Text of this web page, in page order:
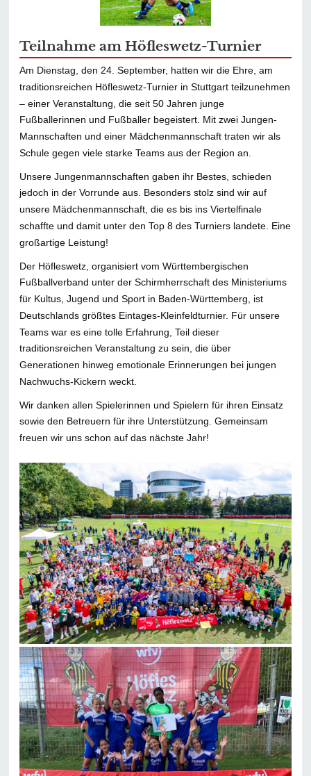
Teilnahme am Höfleswetz-Turnier
Am Dienstag, den 24. September, hatten wir die Ehre, am
traditionsreichen Höfleswetz-Turnier in Stuttgart teilzunehmen
– einer Veranstaltung, die seit 50 Jahren junge
Fußballerinnen und Fußballer begeistert. Mit zwei Jungen-
Mannschaften und einer Mädchenmannschaft traten wir als
Schule gegen viele starke Teams aus der Region an.
Unsere Jungenmannschaften gaben ihr Bestes, schieden
jedoch in der Vorrunde aus. Besonders stolz sind wir auf
unsere Mädchenmannschaft, die es bis ins Viertelfinale
schaffte und damit unter den Top 8 des Turniers landete. Eine
großartige Leistung!
Der Höfleswetz, organisiert vom Württembergischen
Fußballverband unter der Schirmherrschaft des Ministeriums
für Kultus, Jugend und Sport in Baden-Württemberg, ist
Deutschlands größtes Eintages-Kleinfeldturnier. Für unsere
Teams war es eine tolle Erfahrung, Teil dieser
traditionsreichen Veranstaltung zu sein, die über
Generationen hinweg emotionale Erinnerungen bei jungen
Nachwuchs-Kickern weckt.
Wir danken allen Spielerinnen und Spielern für ihren Einsatz
sowie den Betreuern für ihre Unterstützung. Gemeinsam
freuen wir uns schon auf das nächste Jahr!